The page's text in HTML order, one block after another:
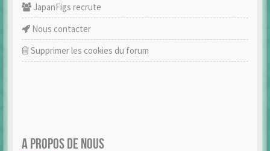
JapanFigs recrute
Nous contacter
Supprimer les cookies du forum
A PROPOS DE NOUS